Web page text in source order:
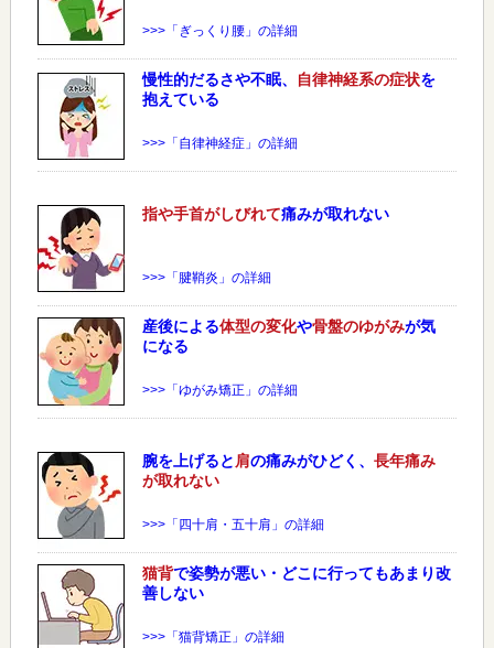
>>>「ぎっくり腰」の詳細
慢性的だるさや不眠、 自律神経系の症状を
抱えている
>>>「自律神経症」の詳細
指や手首がしびれて痛みが取れない
>>>「腱鞘炎」の詳細
産後による体型の変化や骨盤のゆがみが気
になる
>>>「ゆがみ矯正」の詳細
腕を上げると 肩の痛みがひどく、 長年痛み
が取れない
>>>「四十肩・五十肩」の詳細
猫背で姿勢が悪い・どこに行ってもあまり改
善しない
>>>「猫背矯正」の詳細